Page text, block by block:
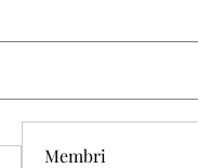
Membri